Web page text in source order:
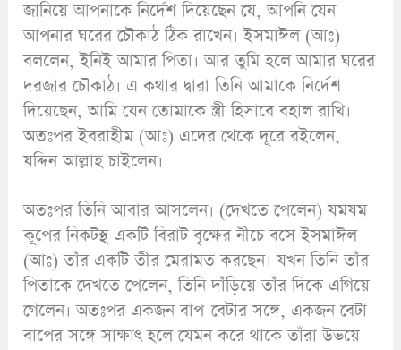
জানিয়ে আপনাকে নির্দেশ দিয়েছেন যে, আপনি যেন
আপনার ঘরের চৌকাঠ ঠিক রাখেন। ইসমাঈল (আঃ)
বললেন, ইনিই আমার পিতা। আর তুমি হলে আমার ঘরের
দরজার চৌকাঠ। এ কথার দ্বারা তিনি আমাকে নির্দেশ
দিয়েছেন, আমি যেন তোমাকে স্ত্রী হিসাবে বহাল রাখি।
অতঃপর ইবরাহীম (আঃ) এদের থেকে দূরে রইলেন,
যদ্দিন আল্লাহ চাইলেন।
অতঃপর তিনি আবার আসলেন। (দেখতে পেলেন) যমযম
কূপের নিকটস্থ একটি বিরাট বৃক্ষের নীচে বসে ইসমাঈল
(আঃ) তাঁর একটি তীর মেরামত করছেন। যখন তিনি তাঁর
পিতাকে দেখতে পেলেন, তিনি দাঁড়িয়ে তাঁর দিকে এগিয়ে
গেলেন। অতঃপর একজন বাপ-বেটার সঙ্গে, একজন বেটা-
বাপের সঙ্গে সাক্ষাৎ হলে যেমন করে থাকে তাঁরা উভয়ে